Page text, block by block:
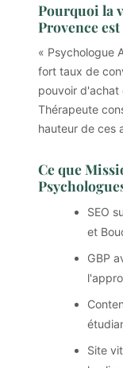
Pourquoi la
Provence
« Psychologue
fort taux de
pouvoir d'achat
Thérapeute
hauteur de ces
Ce que
SEO
et
GBP
Site